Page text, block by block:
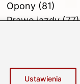
Ustawienia
Opony(81)
Prawo jazdy(77)